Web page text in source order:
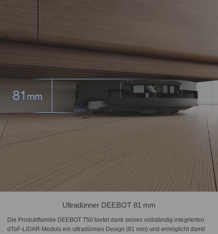
Ultradünner DEEBOT 81 mm
Die Produktfamilie DEEBOT T50 bietet dank seines vollständig integrierten
dToF-LiDAR-Moduls ein ultradünnes Design (81 mm) und ermöglicht damit